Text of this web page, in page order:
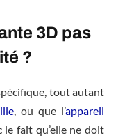
3D pas
?
tout autant
, ou que l’appareil
le fait qu’elle ne doit